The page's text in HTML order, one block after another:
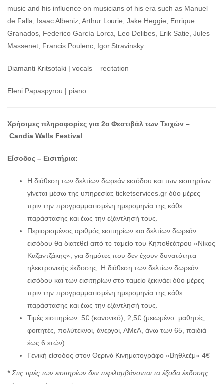
music and his influence on musicians of his era such as Manuel
de Falla, Isaac Albeniz, Arthur Lourie, Jake Heggie, Enrique
Granados, Federico García Lorca, Leo Delibes, Erik Satie, Jules
Massenet, Francis Poulenc, Igor Stravinsky.
Diamanti Kritsotaki | vocals – recitation
Eleni Papaspyrou | piano
Χρήσιμες πληροφορίες για 2ο Φεστιβάλ των Τειχών –
Candia Walls Festival
Είσοδος – Εισιτήρια:
Η διάθεση των δελτίων δωρεάν εισόδου και των εισιτηρίων
γίνεται μέσω της υπηρεσίας ticketservices.gr δύο μέρες
πριν την προγραμματισμένη ημερομηνία της κάθε
παράστασης και έως την εξάντλησή τους.
Περιορισμένος αριθμός εισιτηρίων και δελτίων δωρεάν
εισόδου θα διατεθεί από το ταμείο του Κηποθεάτρου «Νίκος
Καζαντζάκης», για δημότες που δεν έχουν δυνατότητα
ηλεκτρονικής έκδοσης. Η διάθεση των δελτίων δωρεάν
εισόδου και των εισιτηρίων στο ταμείο ξεκινάει δύο μέρες
πριν την προγραμματισμένη ημερομηνία της κάθε
παράστασης και έως την εξάντλησή τους.
Τιμές εισιτηρίων: 5€ (κανονικό), 2,5€ (μειωμένο: μαθητές,
φοιτητές, πολύτεκνοι, άνεργοι, ΑΜεΑ, άνω των 65, παιδιά
έως 6 ετών).
Γενική είσοδος στον Θερινό Κινηματογράφο «Βηθλεέμ» 4€
*Στις τιμές των εισιτηρίων δεν περιλαμβάνονται τα έξοδα έκδοσης